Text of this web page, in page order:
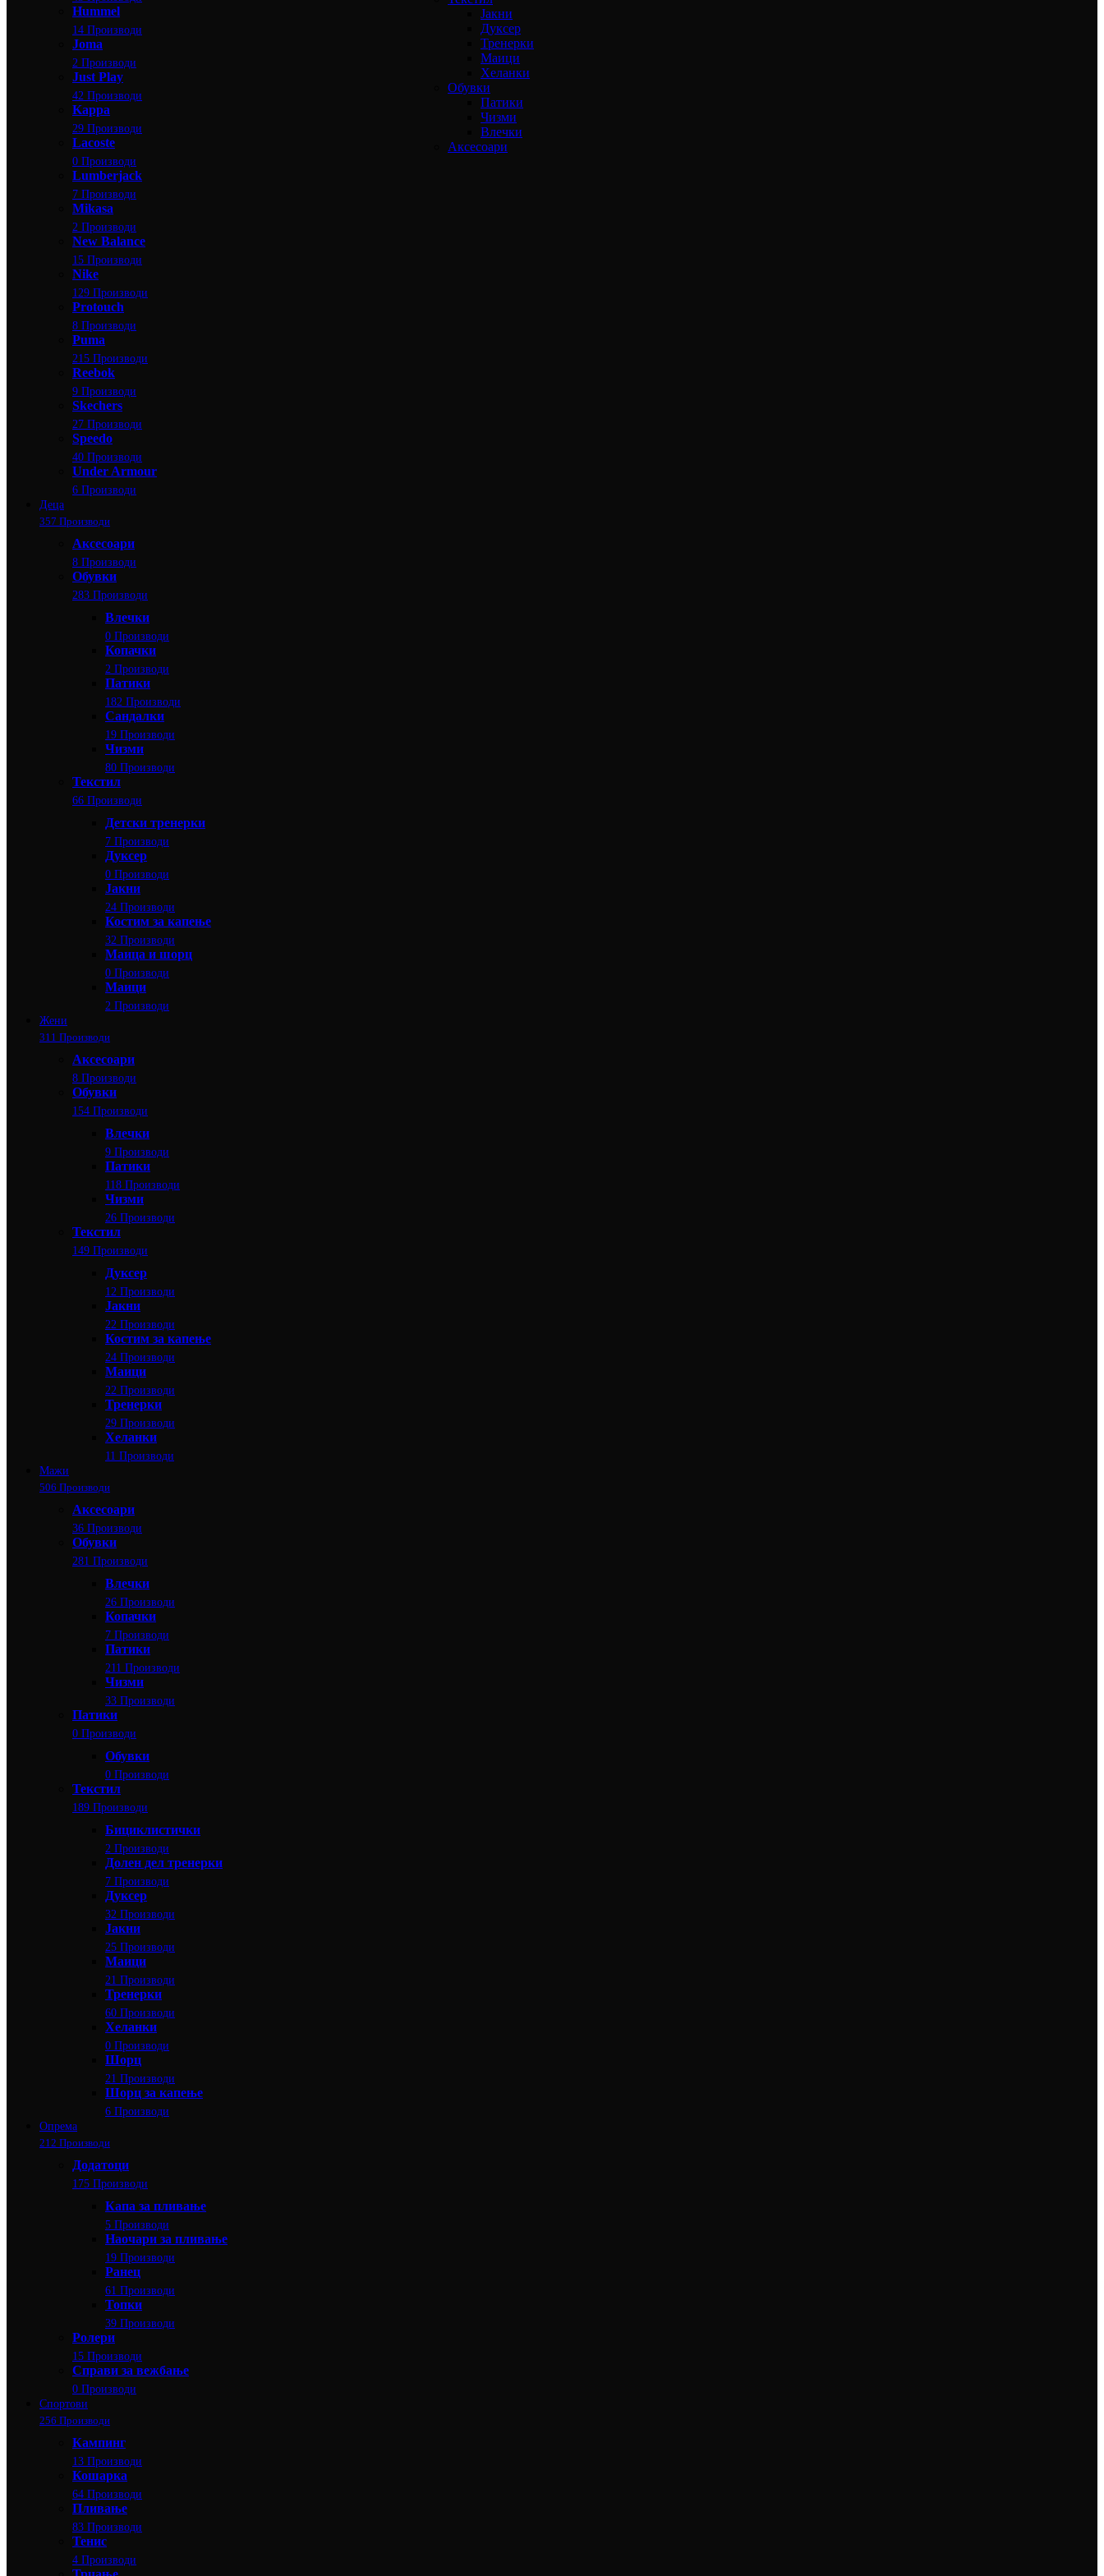
Јакни
Дуксер
Тренерки
Маици
Хеланки
Обувки
Патики
Чизми
Влечки
Аксесоари
Hummel
14 Производи
Joma
2 Производи
Just Play
42 Производи
Kappa
29 Производи
Lacoste
0 Производи
Lumberjack
7 Производи
Mikasa
2 Производи
New Balance
15 Производи
Nike
129 Производи
Protouch
8 Производи
Puma
215 Производи
Reebok
9 Производи
Skechers
27 Производи
Speedo
40 Производи
Under Armour
6 Производи
Деца
357 Производи
Аксесоари
8 Производи
Обувки
283 Производи
Влечки
0 Производи
Копачки
2 Производи
Патики
182 Производи
Сандалки
19 Производи
Чизми
80 Производи
Текстил
66 Производи
Детски тренерки
7 Производи
Дуксер
0 Производи
Јакни
24 Производи
Костим за капење
32 Производи
Маица и шорц
0 Производи
Маици
2 Производи
Жени
311 Производи
Аксесоари
8 Производи
Обувки
154 Производи
Влечки
9 Производи
Патики
118 Производи
Чизми
26 Производи
Текстил
149 Производи
Дуксер
12 Производи
Јакни
22 Производи
Костим за капење
24 Производи
Маици
22 Производи
Тренерки
29 Производи
Хеланки
11 Производи
Мажи
506 Производи
Аксесоари
36 Производи
Обувки
281 Производи
Влечки
26 Производи
Копачки
7 Производи
Патики
211 Производи
Чизми
33 Производи
Патики
0 Производи
Обувки
0 Производи
Текстил
189 Производи
Бициклистички
2 Производи
Долен дел тренерки
7 Производи
Дуксер
32 Производи
Јакни
25 Производи
Маици
21 Производи
Тренерки
60 Производи
Хеланки
0 Производи
Шорц
21 Производи
Шорц за капење
6 Производи
Опрема
212 Производи
Додатоци
175 Производи
Капа за пливање
5 Производи
Наочари за пливање
19 Производи
Ранец
61 Производи
Топки
39 Производи
Ролери
15 Производи
Справи за вежбање
0 Производи
Спортови
256 Производи
Кампинг
13 Производи
Кошарка
64 Производи
Пливање
83 Производи
Тенис
4 Производи